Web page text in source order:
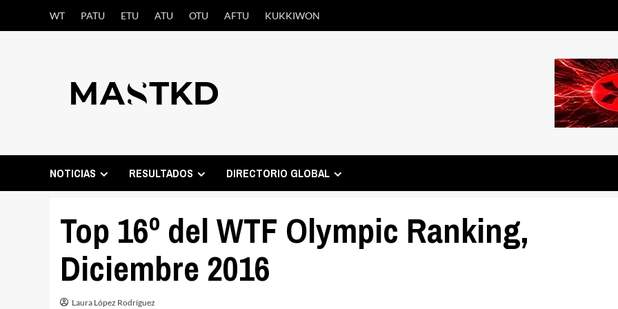
WT PATU ETU ATU OTU AFTU KUKKIWON
NOTICIAS RESULTADOS DIRECTORIO GLOBAL
Top 16º del WTF Olympic Ranking,
Diciembre 2016
Laura López Rodríguez